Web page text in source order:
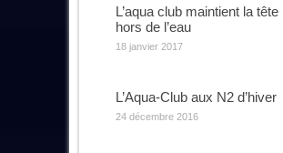
L’aqua club maintient la tête
hors de l’eau
18 janvier 2017
L’Aqua-Club aux N2 d’hiver
24 décembre 2016